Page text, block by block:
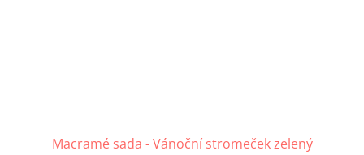
Macramé sada - Vánoční stromeček zelený